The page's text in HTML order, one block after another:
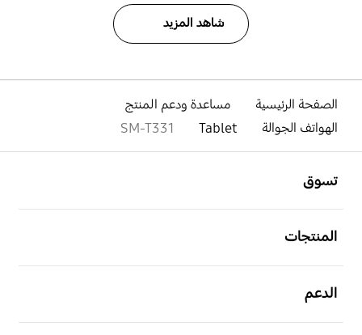
شاهد المزيد
الصفحة الرئيسية
مساعدة ودعم المنتج
الهواتف الجوالة
Tablet
SM-T331
تسوق
المنتجات
الدعم